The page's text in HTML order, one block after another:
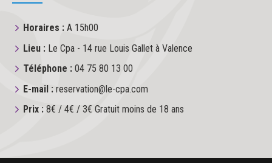
Horaires : A 15h00
Lieu : Le Cpa - 14 rue Louis Gallet à Valence
Téléphone : 04 75 80 13 00
E-mail : reservation@le-cpa.com
Prix : 8€ / 4€ / 3€ Gratuit moins de 18 ans